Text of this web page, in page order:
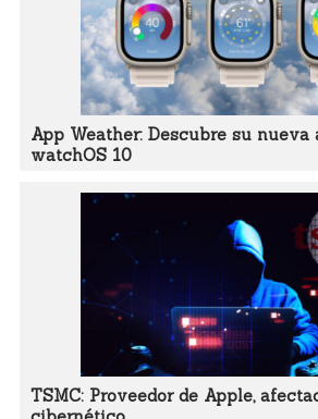
App Weather: Descubre su nueva
watchOS 10
TSMC: Proveedor de Apple,